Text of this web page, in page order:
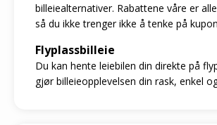
billeiealternativer. Rabattene våre er
så du ikke trenger ikke å tenke på
Flyplassbilleie
Du kan hente leiebilen din direkte på
gjør billeieopplevelsen din rask, enkel